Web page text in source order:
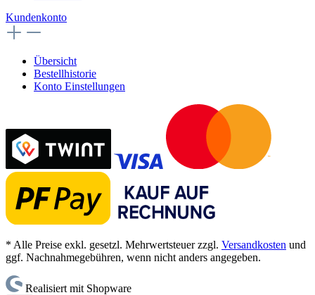
Kundenkonto
Übersicht
Bestellhistorie
Konto Einstellungen
* Alle Preise exkl. gesetzl. Mehrwertsteuer zzgl. Versandkosten und
ggf. Nachnahmegebühren, wenn nicht anders angegeben.
Realisiert mit Shopware